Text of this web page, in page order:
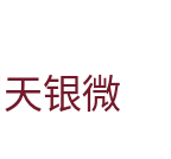
银微